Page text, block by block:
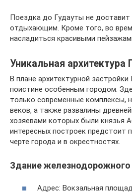
Поездка до Гудауты не
отдыхающим. Кроме того, во
насладиться красивыми
Уникальная архитектура
В плане архитектурной застройки
поистине особенным городом.
только современные комплексы,
веков, а также развалины
хозяевами которых были князья
интересных построек предстоит
черте города и в окрестностях.
Здание железнодорожного
Адрес: Вокзальная